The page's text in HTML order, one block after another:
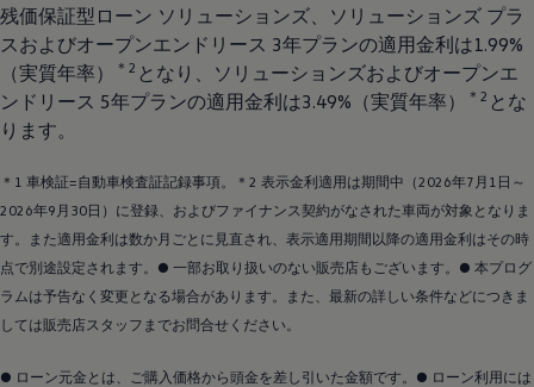
残価保証型ローン ソリューションズ、ソリューションズ プラ
スおよびオープンエンドリース 3年プランの適用金利は1.99%
（実質年率）
＊2 となり、ソリューションズおよびオープンエ
ンドリース 5年プランの適用金利は3.49%（実質年率）
＊2 とな
ります。
＊1 車検証=自動車検査証記録事項。＊2 表示金利適用は期間中（2026年7月1日～
2026年9月30日）に登録、およびファイナンス契約がなされた車両が対象となりま
す。また適用金利は数か月ごとに見直され、表示適用期間以降の適用金利はその時
点で別途設定されます。● 一部お取り扱いのない販売店もございます。● 本プログ
ラムは予告なく変更となる場合があります。また、最新の詳しい条件などにつきま
しては販売店スタッフまでお問合せください。
● ローン元金とは、ご購入価格から頭金を差し引いた金額です。● ローン利用には